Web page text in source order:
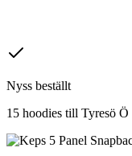
Nyss beställt
15 hoodies till Tyresö Ö